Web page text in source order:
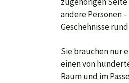
andere Personen
Geschehnisse
Sie brauchen nur
einen von
Raum und im